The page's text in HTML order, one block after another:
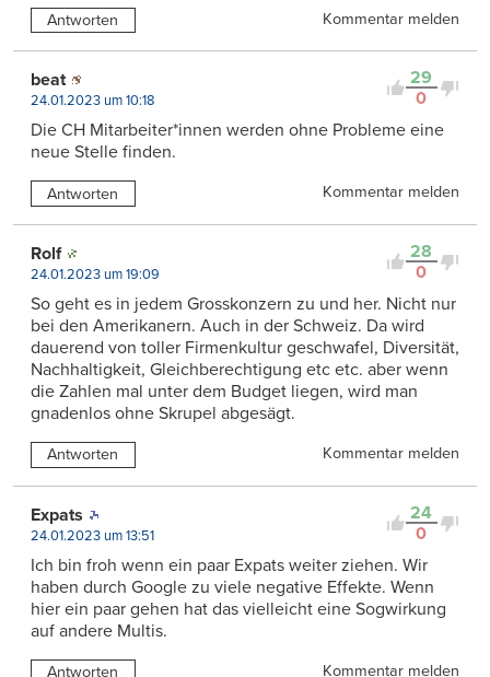
Antworten Kommentar melden
29
0
beat
24.01.2023 um 10:18
Die CH Mitarbeiter*innen werden ohne Probleme eine
neue Stelle finden.
Antworten Kommentar melden
28
0
Rolf
24.01.2023 um 19:09
So geht es in jedem Grosskonzern zu und her. Nicht nur
bei den Amerikanern. Auch in der Schweiz. Da wird
dauerend von toller Firmenkultur geschwafel, Diversität,
Nachhaltigkeit, Gleichberechtigung etc etc. aber wenn
die Zahlen mal unter dem Budget liegen, wird man
gnadenlos ohne Skrupel abgesägt.
Antworten Kommentar melden
24
0
Expats
24.01.2023 um 13:51
Ich bin froh wenn ein paar Expats weiter ziehen. Wir
haben durch Google zu viele negative Effekte. Wenn
hier ein paar gehen hat das vielleicht eine Sogwirkung
auf andere Multis.
Antworten
Kommentar melden